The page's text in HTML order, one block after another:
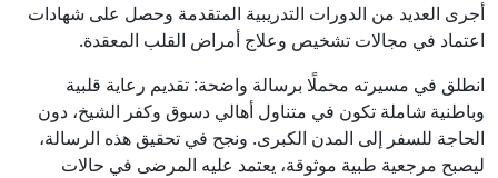
أجرى العديد من الدورات التدريبية المتقدمة وحصل على شهادات
اعتماد في مجالات تشخيص وعلاج أمراض القلب المعقدة.
انطلق في مسيرته محملًا برسالة واضحة: تقديم رعاية قلبية
وباطنية شاملة تكون في متناول أهالي دسوق وكفر الشيخ، دون
الحاجة للسفر إلى المدن الكبرى. ونجح في تحقيق هذه الرسالة،
ليصبح مرجعية طبية موثوقة، يعتمد عليه المرضى في حالات